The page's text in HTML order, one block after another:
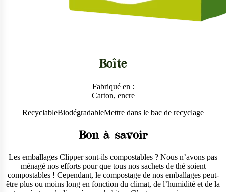
Boîte
Fabriqué en :
Carton, encre
RecyclableBiodégradableMettre dans le bac de recyclage
Bon à savoir
Les emballages Clipper sont-ils compostables ? Nous n’avons pas
ménagé nos efforts pour que tous nos sachets de thé soient
compostables ! Cependant, le compostage de nos emballages peut-
être plus ou moins long en fonction du climat, de l’humidité et de la